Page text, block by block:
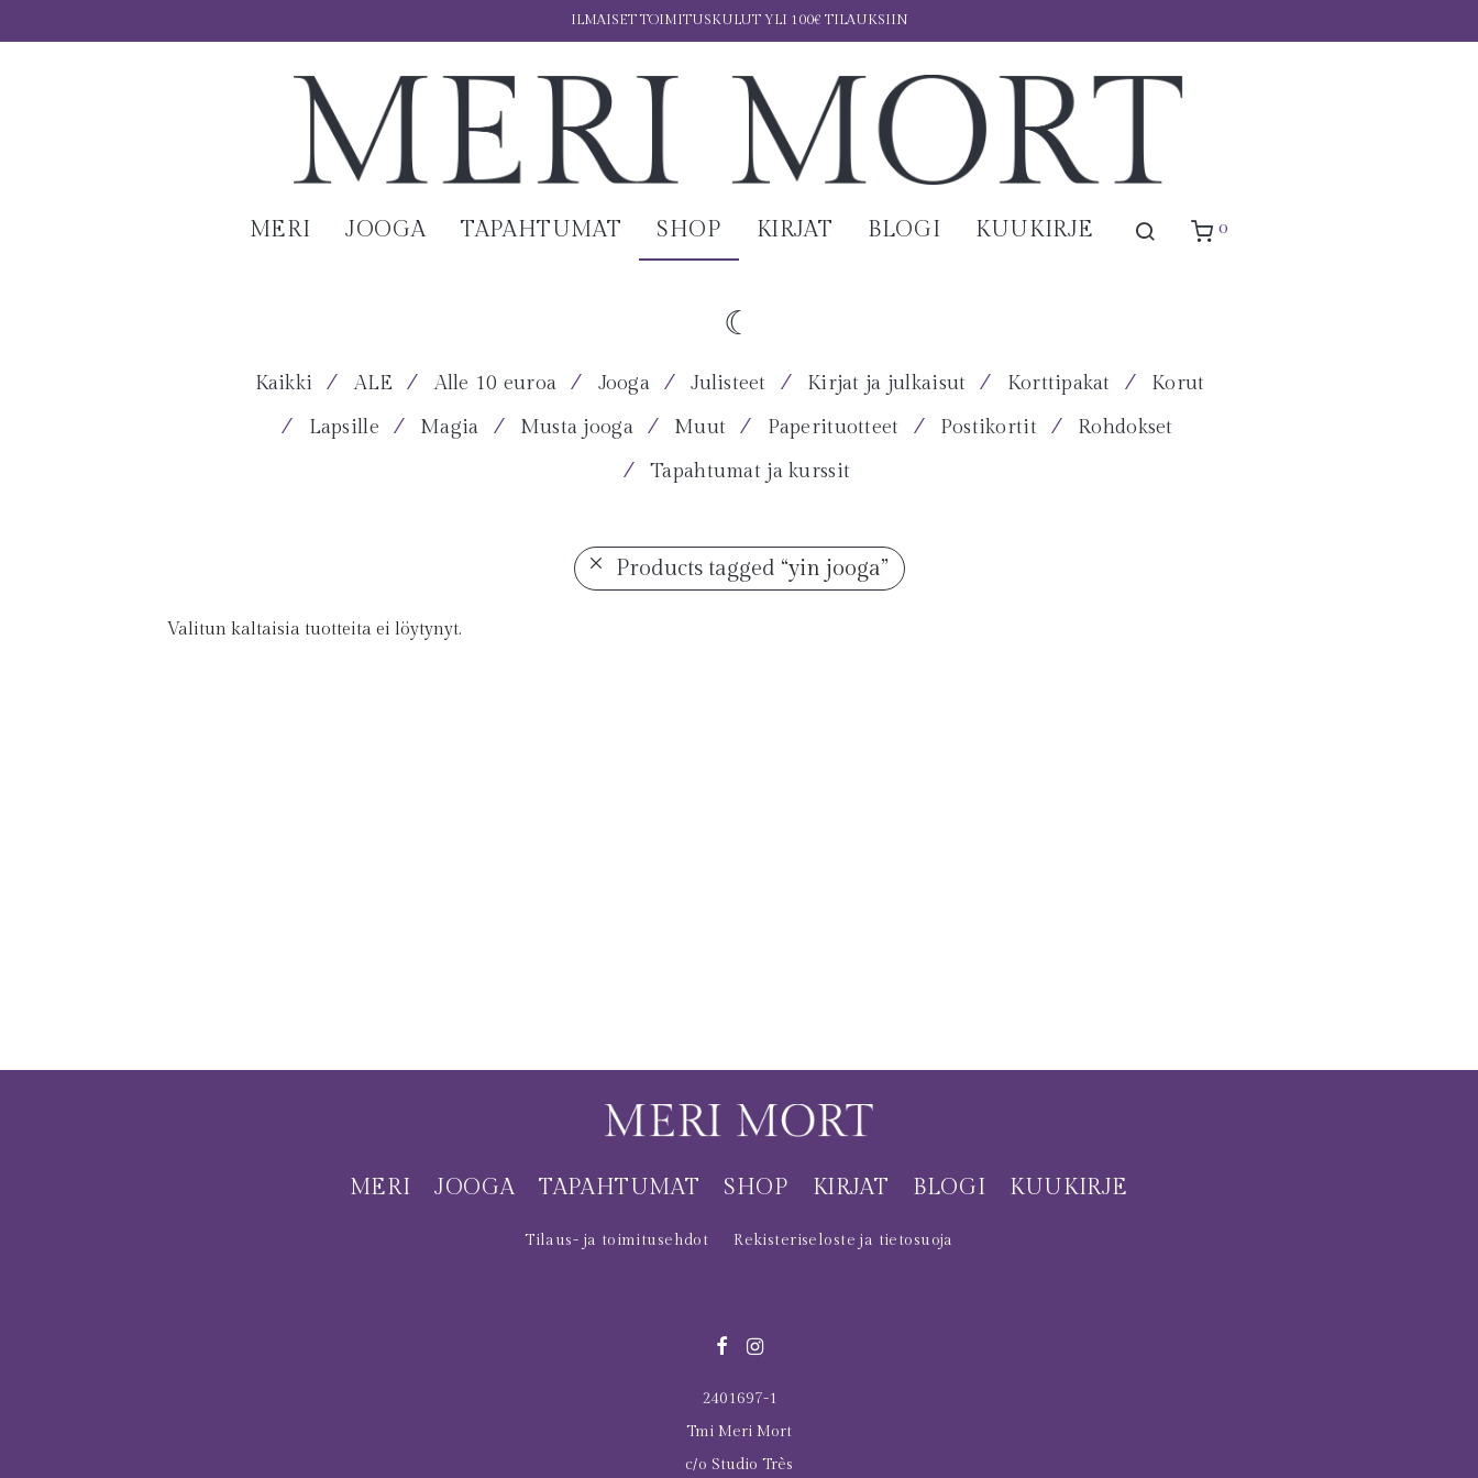
ILMAISET TOIMITUSKULUT YLI 100€ TILAUKSIIN
MERI JOOGA TAPAHTUMAT SHOP KIRJAT BLOGI KUUKIRJE 0
Kaikki ⁄ ALE ⁄ Alle 10 euroa ⁄ Jooga ⁄ Julisteet ⁄ Kirjat ja julkaisut ⁄ Korttipakat ⁄ Korut
⁄ Lapsille ⁄ Magia ⁄ Musta jooga ⁄ Muut ⁄ Paperituotteet ⁄ Postikortit ⁄ Rohdokset
⁄ Tapahtumat ja kurssit
Products tagged “yin jooga”
Valitun kaltaisia tuotteita ei löytynyt.
MERI JOOGA TAPAHTUMAT SHOP KIRJAT BLOGI KUUKIRJE
Tilaus- ja toimitusehdot Rekisteriseloste ja tietosuoja
2401697-1
Tmi Meri Mort
c/o Studio Très